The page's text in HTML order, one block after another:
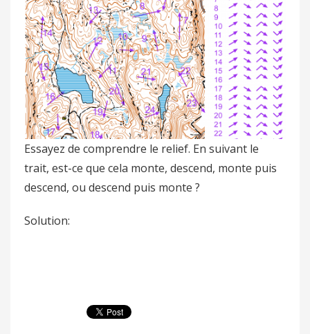
Essayez de comprendre le relief. En suivant le
trait, est-ce que cela monte, descend, monte puis
descend, ou descend puis monte ?
Solution: